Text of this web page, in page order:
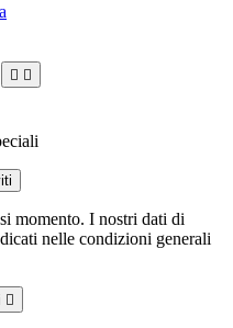
 
momento. I nostri dati di
nelle condizioni generali
